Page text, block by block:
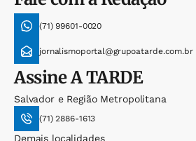
(71) 99601-0020
jornalismoportal@grupoatarde.com.br
AssineA TARDE
Salvador e Região Metropolitana
(71) 2886-1613
Demais localidades